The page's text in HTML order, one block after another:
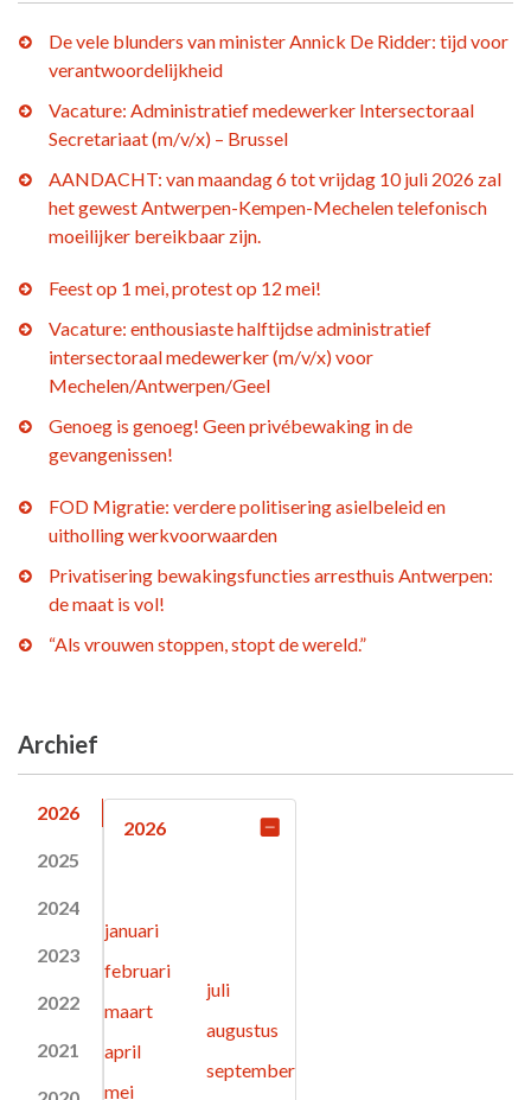
De vele blunders van minister Annick De Ridder: tijd voor
verantwoordelijkheid
Vacature: Administratief medewerker Intersectoraal
Secretariaat (m/v/x) – Brussel
AANDACHT: van maandag 6 tot vrijdag 10 juli 2026 zal
het gewest Antwerpen-Kempen-Mechelen telefonisch
moeilijker bereikbaar zijn.
Feest op 1 mei, protest op 12 mei!
Vacature: enthousiaste halftijdse administratief
intersectoraal medewerker (m/v/x) voor
Mechelen/Antwerpen/Geel
Genoeg is genoeg! Geen privébewaking in de
gevangenissen!
FOD Migratie: verdere politisering asielbeleid en
uitholling werkvoorwaarden
Privatisering bewakingsfuncties arresthuis Antwerpen:
de maat is vol!
“Als vrouwen stoppen, stopt de wereld.”
Archief
2026
2025
2024
2023
2022
2021
2026
januari
februari
maart
april
mei
juli
augustus
september